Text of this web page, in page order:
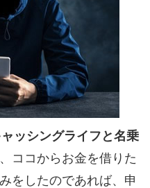
ッシングライフと名乗
ココからお金を借りた
をしたのであれば、申